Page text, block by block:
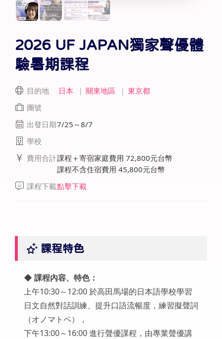
2026 UF JAPAN獨家聲優體
驗暑期課程
目的地 日本 ｜ 關東地區 ｜ 東京都
團號
出發日期7/25～8/7
學校
費用合計課程＋寄宿家庭費用 72,800元台幣
課程不含住宿費用 45,800元台幣
課程下載點擊下載
課程特色
◆ 課程內容、特色：
上午10:30～12:00 於高田馬場的日本語學校學習
日文自然對話訓練、提升口語流暢度，練習擬聲詞
（オノマトペ），
下午13:00～16:00 進行聲優課程，由專業聲優講